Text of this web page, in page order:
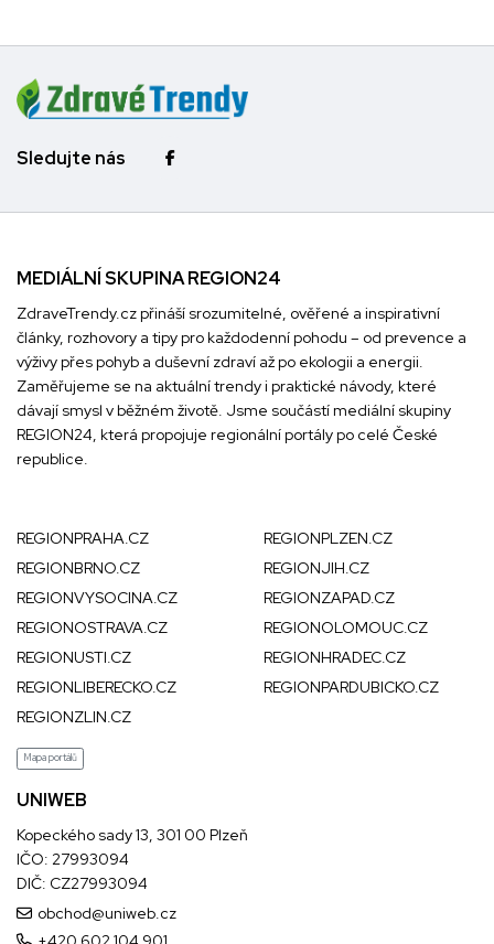
Sledujte nás
MEDIÁLNÍ SKUPINA REGION24
ZdraveTrendy.cz přináší srozumitelné, ověřené a inspirativní
články, rozhovory a tipy pro každodenní pohodu – od prevence a
výživy přes pohyb a duševní zdraví až po ekologii a energii.
Zaměřujeme se na aktuální trendy i praktické návody, které
dávají smysl v běžném životě. Jsme součástí mediální skupiny
REGION24, která propojuje regionální portály po celé České
republice.
REGIONPRAHA.CZ
REGIONPLZEN.CZ
REGIONBRNO.CZ
REGIONJIH.CZ
REGIONVYSOCINA.CZ
REGIONZAPAD.CZ
REGIONOSTRAVA.CZ
REGIONOLOMOUC.CZ
REGIONUSTI.CZ
REGIONHRADEC.CZ
REGIONLIBERECKO.CZ
REGIONPARDUBICKO.CZ
REGIONZLIN.CZ
Mapa portálů
UNIWEB
Kopeckého sady 13, 301 00 Plzeň
IČO: 27993094
DIČ: CZ27993094
obchod@uniweb.cz